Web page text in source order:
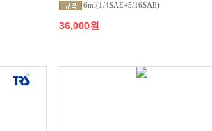
6ml(1/4SAE+5/16SAE)
36,000원